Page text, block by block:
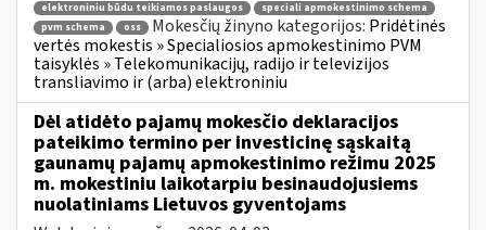
elektroniniu būdu teikiamos paslaugos
speciali apmokestinimo schema
pvm schema
oss Mokesčių žinyno kategorijos: Pridėtinės
vertės mokestis » Specialiosios apmokestinimo PVM
taisyklės » Telekomunikacijų, radijo ir televizijos
transliavimo ir (arba) elektroniniu
Dėl atidėto pajamų mokesčio deklaracijos
pateikimo termino per investicinę sąskaitą
gaunamų pajamų apmokestinimo režimu 2025
m. mokestiniu laikotarpiu besinaudojusiems
nuolatiniams Lietuvos gyventojams